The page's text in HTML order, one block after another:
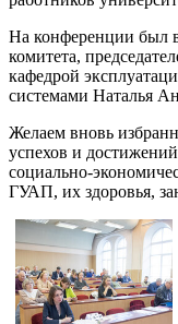
На конференции был
комитета,
кафедрой
системами Наталья
Желаем вновь
успехов и
социально-
ГУАП, их здоровья,